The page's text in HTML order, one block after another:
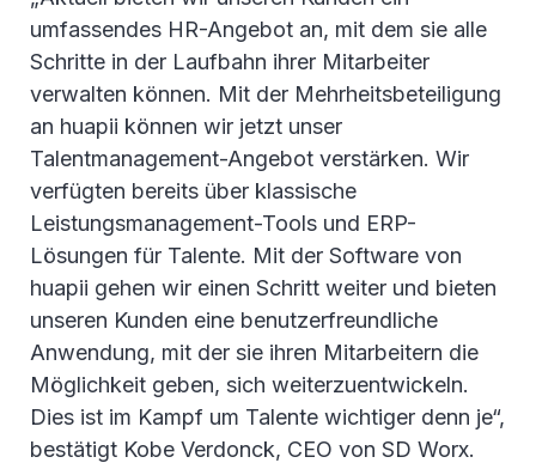
umfassendes HR-Angebot an, mit dem sie alle
Schritte in der Laufbahn ihrer Mitarbeiter
verwalten können. Mit der Mehrheitsbeteiligung
an huapii können wir jetzt unser
Talentmanagement-Angebot verstärken. Wir
verfügten bereits über klassische
Leistungsmanagement-Tools und ERP-
Lösungen für Talente. Mit der Software von
huapii gehen wir einen Schritt weiter und bieten
unseren Kunden eine benutzerfreundliche
Anwendung, mit der sie ihren Mitarbeitern die
Möglichkeit geben, sich weiterzuentwickeln.
Dies ist im Kampf um Talente wichtiger denn je“,
bestätigt Kobe Verdonck, CEO von SD Worx.